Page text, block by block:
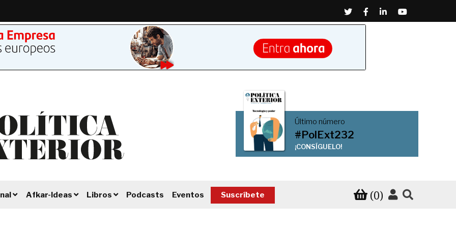
TwitterFacebook
LinkedinYoutube
Último número
#PolExt232
¡CONSÍGUELO!
Afkar-Ideas Libros Podcasts Eventos Suscríbete (0)